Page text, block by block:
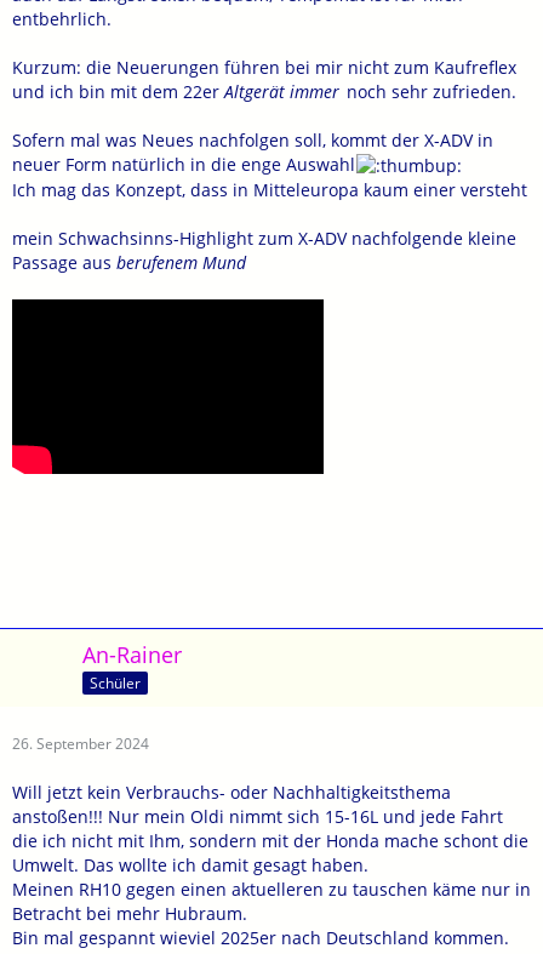
entbehrlich.
Kurzum: die Neuerungen führen bei mir nicht zum Kaufreflex
und ich bin mit dem 22er Altgerät immer noch sehr zufrieden.
Sofern mal was Neues nachfolgen soll, kommt der X-ADV in
neuer Form natürlich in die enge Auswahl
Ich mag das Konzept, dass in Mitteleuropa kaum einer versteht
mein Schwachsinns-Highlight zum X-ADV nachfolgende kleine
Passage aus berufenem Mund
An-Rainer
Schüler
26. September 2024
Will jetzt kein Verbrauchs- oder Nachhaltigkeitsthema
anstoßen!!! Nur mein Oldi nimmt sich 15-16L und jede Fahrt
die ich nicht mit Ihm, sondern mit der Honda mache schont die
Umwelt. Das wollte ich damit gesagt haben.
Meinen RH10 gegen einen aktuelleren zu tauschen käme nur in
Betracht bei mehr Hubraum.
Bin mal gespannt wieviel 2025er nach Deutschland kommen.